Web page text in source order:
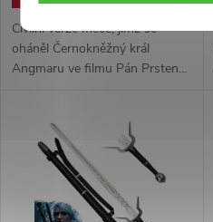
Civilní verze meče, jímž se
oháněl Černokněžný král
Angmaru ve filmu Pán Prstenů.
vhodné na výstavu ale i k
cosplayi.